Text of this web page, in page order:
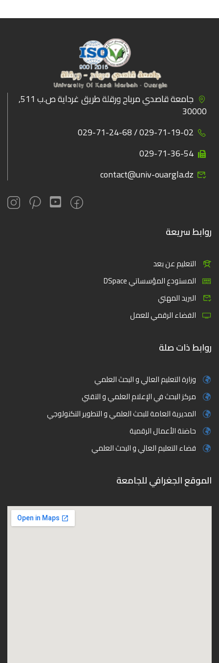
جامعة قاصدي مرباح ورقلة طريق غرداية ص.ب 511,
30000
029-71-19-02 / 029-71-24-68
029-71-36-54
contact@univ-ouargla.dz
روابط سريعة
التعليم عن بعد
المستودع المؤسساتي DSpace
البريد المهني
الفضاء الرقمي للعمل
روابط ذات صلة
وزارة التعليم العالي و البحث العلمي
مركز البحث في الإعلام العلمي و التقني
المديرية العامة للبحث العلمي و التطوير التكنولوجي
حاضنة الأعمال الرقمية
فضاء التعليم العالي و البحث العلمي
الموقع الجغرافي للجامعة